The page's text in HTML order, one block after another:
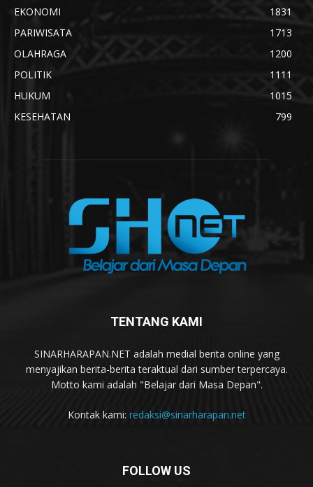
EKONOMI
1831
PARIWISATA
1713
OLAHRAGA
1200
POLITIK
1111
HUKUM
1015
KESEHATAN
799
TENTANG KAMI
SINARHARAPAN.NET adalah medial berita online yang
menyajikan berita-berita teraktual dari sumber terpercaya.
Motto kami adalah "Belajar dari Masa Depan".
Kontak kami: redaksi@sinarharapan.net
FOLLOW US